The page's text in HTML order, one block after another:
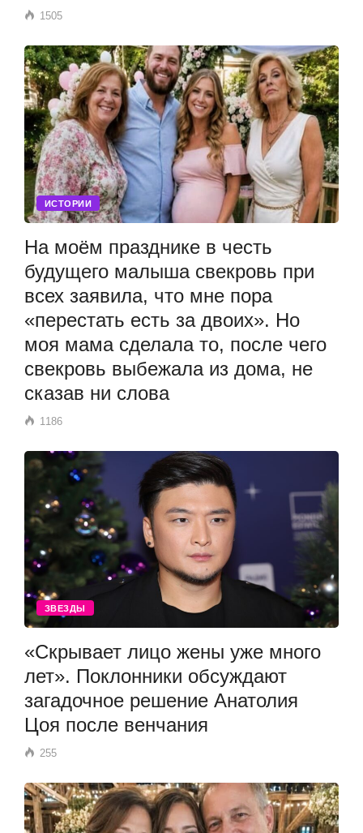
1505
ИСТОРИИ
На моём празднике в честь
будущего малыша свекровь при
всех заявила, что мне пора
«перестать есть за двоих». Но
моя мама сделала то, после чего
свекровь выбежала из дома, не
сказав ни слова
1186
ЗВЕЗДЫ
«Скрывает лицо жены уже много
лет». Поклонники обсуждают
загадочное решение Анатолия
Цоя после венчания
255